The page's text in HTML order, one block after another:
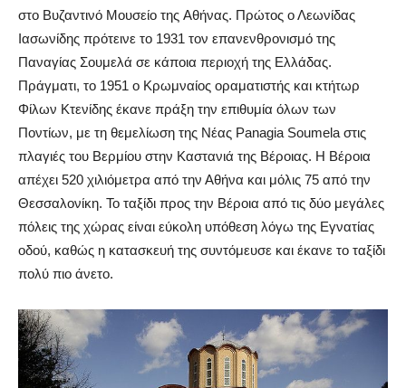
στο Bυζαντινό Mουσείο της Aθήνας. Πρώτος ο Λεωνίδας
Iασωνίδης πρότεινε το 1931 τον επανενθρονισμό της
Παναγίας Σουμελά σε κάποια περιοχή της Eλλάδας.
Πράγματι, το 1951 ο Kρωμναίος οραματιστής και κτήτωρ
Φίλων Kτενίδης έκανε πράξη την επιθυμία όλων των
Ποντίων, με τη θεμελίωση της Νέας Panagia Soumela στις
πλαγιές του Βερμίου στην Καστανιά της Βέροιας. Η Βέροια
απέχει 520 χιλιόμετρα από την Αθήνα και μόλις 75 από την
Θεσσαλονίκη. Το ταξίδι προς την Βέροια από τις δύο μεγάλες
πόλεις της χώρας είναι εύκολη υπόθεση λόγω της Εγνατίας
οδού, καθώς η κατασκευή της συντόμευσε και έκανε το ταξίδι
πολύ πιο άνετο.